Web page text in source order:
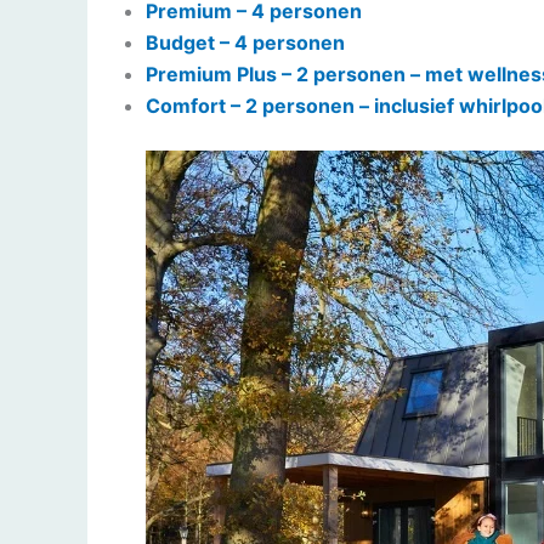
Premium – 4 personen
Budget – 4 personen
Premium Plus – 2 personen – met
Comfort – 2 personen – inclusief